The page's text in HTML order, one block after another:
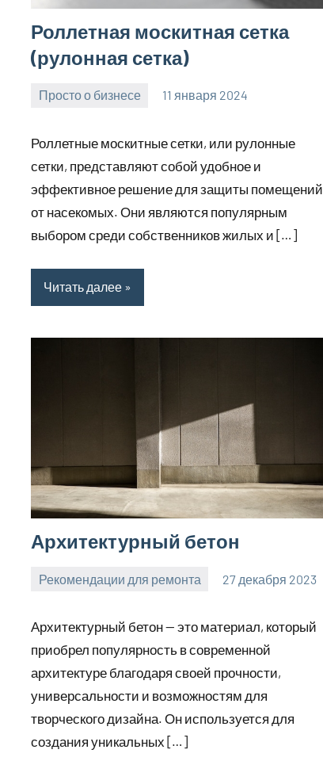
Роллетная москитная сетка
(рулонная сетка)
Просто о бизнесе 11 января 2024
Avtor
Нет
Роллетные москитные сетки, или рулонные
сетки, представляют собой удобное и
эффективное решение для защиты помещений
от насекомых. Они являются популярным
выбором среди собственников жилых и […]
Читать далее
Архитектурный бетон
Рекомендации для ремонта 27 декабря 2023
Архитектурный бетон — это материал, который
приобрел популярность в современной
архитектуре благодаря своей прочности,
универсальности и возможностям для
творческого дизайна. Он используется для
создания уникальных […]